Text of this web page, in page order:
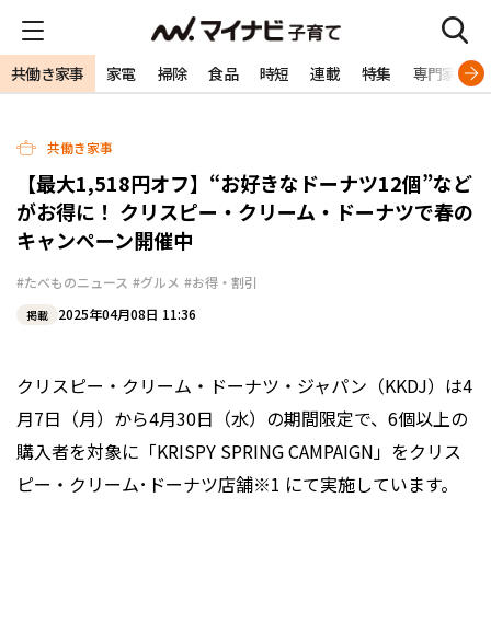
共働き家事 家電 掃除 食品 時短 連載 特集 専門家
共働き家事
【最大1,518円オフ】“お好きなドーナツ12個”など
がお得に！ クリスピー・クリーム・ドーナツで春の
キャンペーン開催中
#たべものニュース #グルメ #お得・割引
掲載 2025年04月08日 11:36
クリスピー・クリーム・ドーナツ・ジャパン（KKDJ）は4
月7日（月）から4月30日（水）の期間限定で、6個以上の
購入者を対象に「KRISPY SPRING CAMPAIGN」をクリス
ピー・クリーム･ドーナツ店舗※1 にて実施しています。